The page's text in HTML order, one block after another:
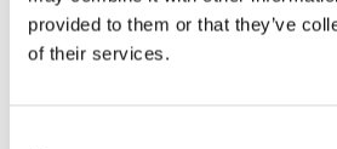
provided to them or that they’ve
of their services.
non consente, d’altronde, di
tempestività della